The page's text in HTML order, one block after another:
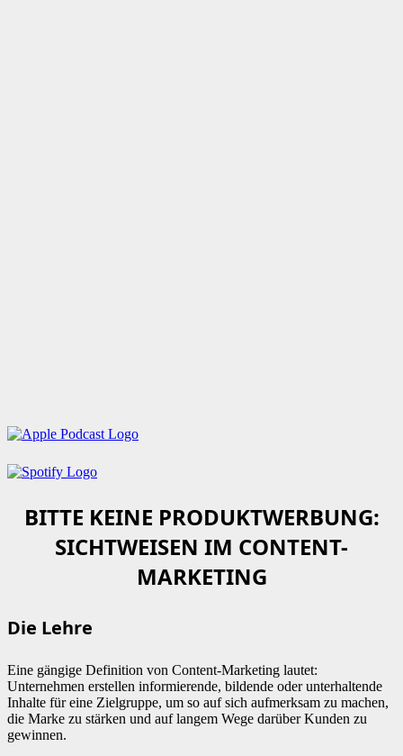
BITTE KEINE PRODUKTWERBUNG:
SICHTWEISEN IM CONTENT-
MARKETING
Die Lehre
Eine gängige Definition von Content-Marketing lautet:
Unternehmen erstellen informierende, bildende oder unterhaltende
Inhalte für eine Zielgruppe, um so auf sich aufmerksam zu machen,
die Marke zu stärken und auf langem Wege darüber Kunden zu
gewinnen.